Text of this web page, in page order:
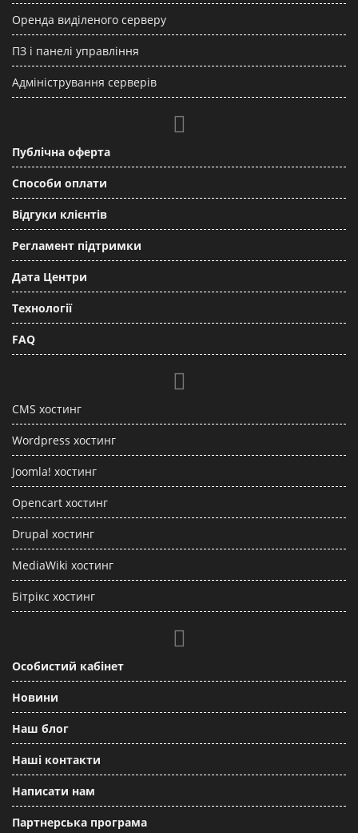
Оренда виділеного серверу
ПЗ і панелі управління
Адміністрування серверів
Публічна оферта
Способи оплати
Відгуки клієнтів
Регламент підтримки
Дата Центри
Технології
FAQ
CMS хостинг
Wordpress хостинг
Joomla! хостинг
Opencart хостинг
Drupal хостинг
MediaWiki хостинг
Бітрікс хостинг
Особистий кабінет
Новини
Наш блог
Наші контакти
Написати нам
Партнерська програма